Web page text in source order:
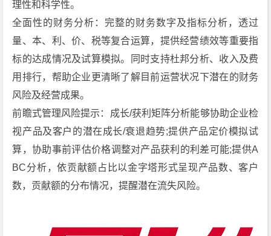
理性和科学性。
全面性的财务分析：完整的财务数字及指标分析，透过
量、本、利、价、税等复合运算，提供经营绩效等重要指
标的达成情况及试算模拟。同时支持杜邦分析、收入及费
用排行，帮助企业更清晰了解目前运营状况下潜在的财务
风险及经营成果。
前瞻式管理风险提示：成长/获利矩阵分析能够协助企业检
视产品及客户的潜在成长/衰退趋势;提供产品定价模拟试
算，协助事前评估价格调整对产品获利的利差可能;提供A
BC分析，依贡献额占比以金字塔形式呈现产品数、客户
数，贡献额的分布情况，提醒潜在流失风险。